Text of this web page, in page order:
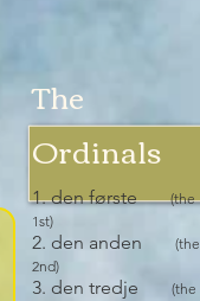
1. den første(the
1st)
2. den anden
(the
2nd)
3. den tredje
(the
The
Ordinals